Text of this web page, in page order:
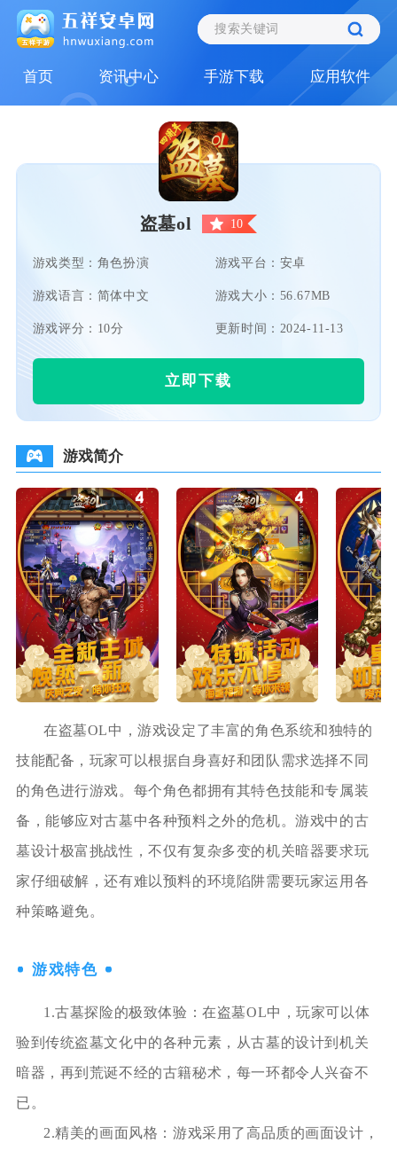
首页 资讯中心 手游下载 应用软件
盗墓ol 10
游戏类型：角色扮演 游戏平台：安卓
游戏语言：简体中文 游戏大小：56.67MB
游戏评分：10分 更新时间：2024-11-13
立即下载
游戏简介
在盗墓OL中，游戏设定了丰富的角色系统和独特的
技能配备，玩家可以根据自身喜好和团队需求选择不同
的角色进行游戏。每个角色都拥有其特色技能和专属装
备，能够应对古墓中各种预料之外的危机。游戏中的古
墓设计极富挑战性，不仅有复杂多变的机关暗器要求玩
家仔细破解，还有难以预料的环境陷阱需要玩家运用各
种策略避免。
游戏特色
1.古墓探险的极致体验：在盗墓OL中，玩家可以体
验到传统盗墓文化中的各种元素，从古墓的设计到机关
暗器，再到荒诞不经的古籍秘术，每一环都令人兴奋不
已。
2.精美的画面风格：游戏采用了高品质的画面设计，